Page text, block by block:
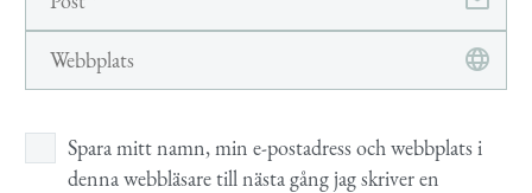
Spara mitt namn, min e-postadress och webbplats i
denna webbläsare till nästa gång jag skriver en